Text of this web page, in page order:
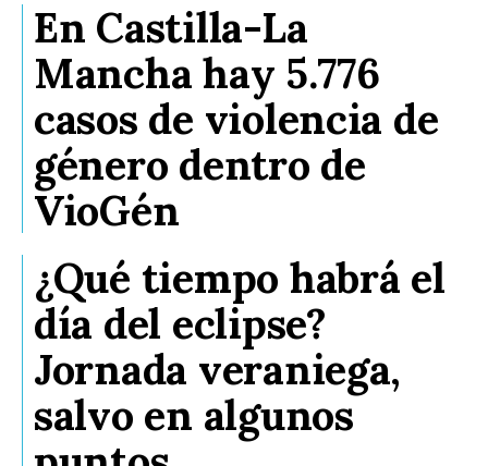
En Castilla-La
Mancha hay 5.776
casos de violencia de
género dentro de
VioGén
¿Qué tiempo habrá el
día del eclipse?
Jornada veraniega,
salvo en algunos